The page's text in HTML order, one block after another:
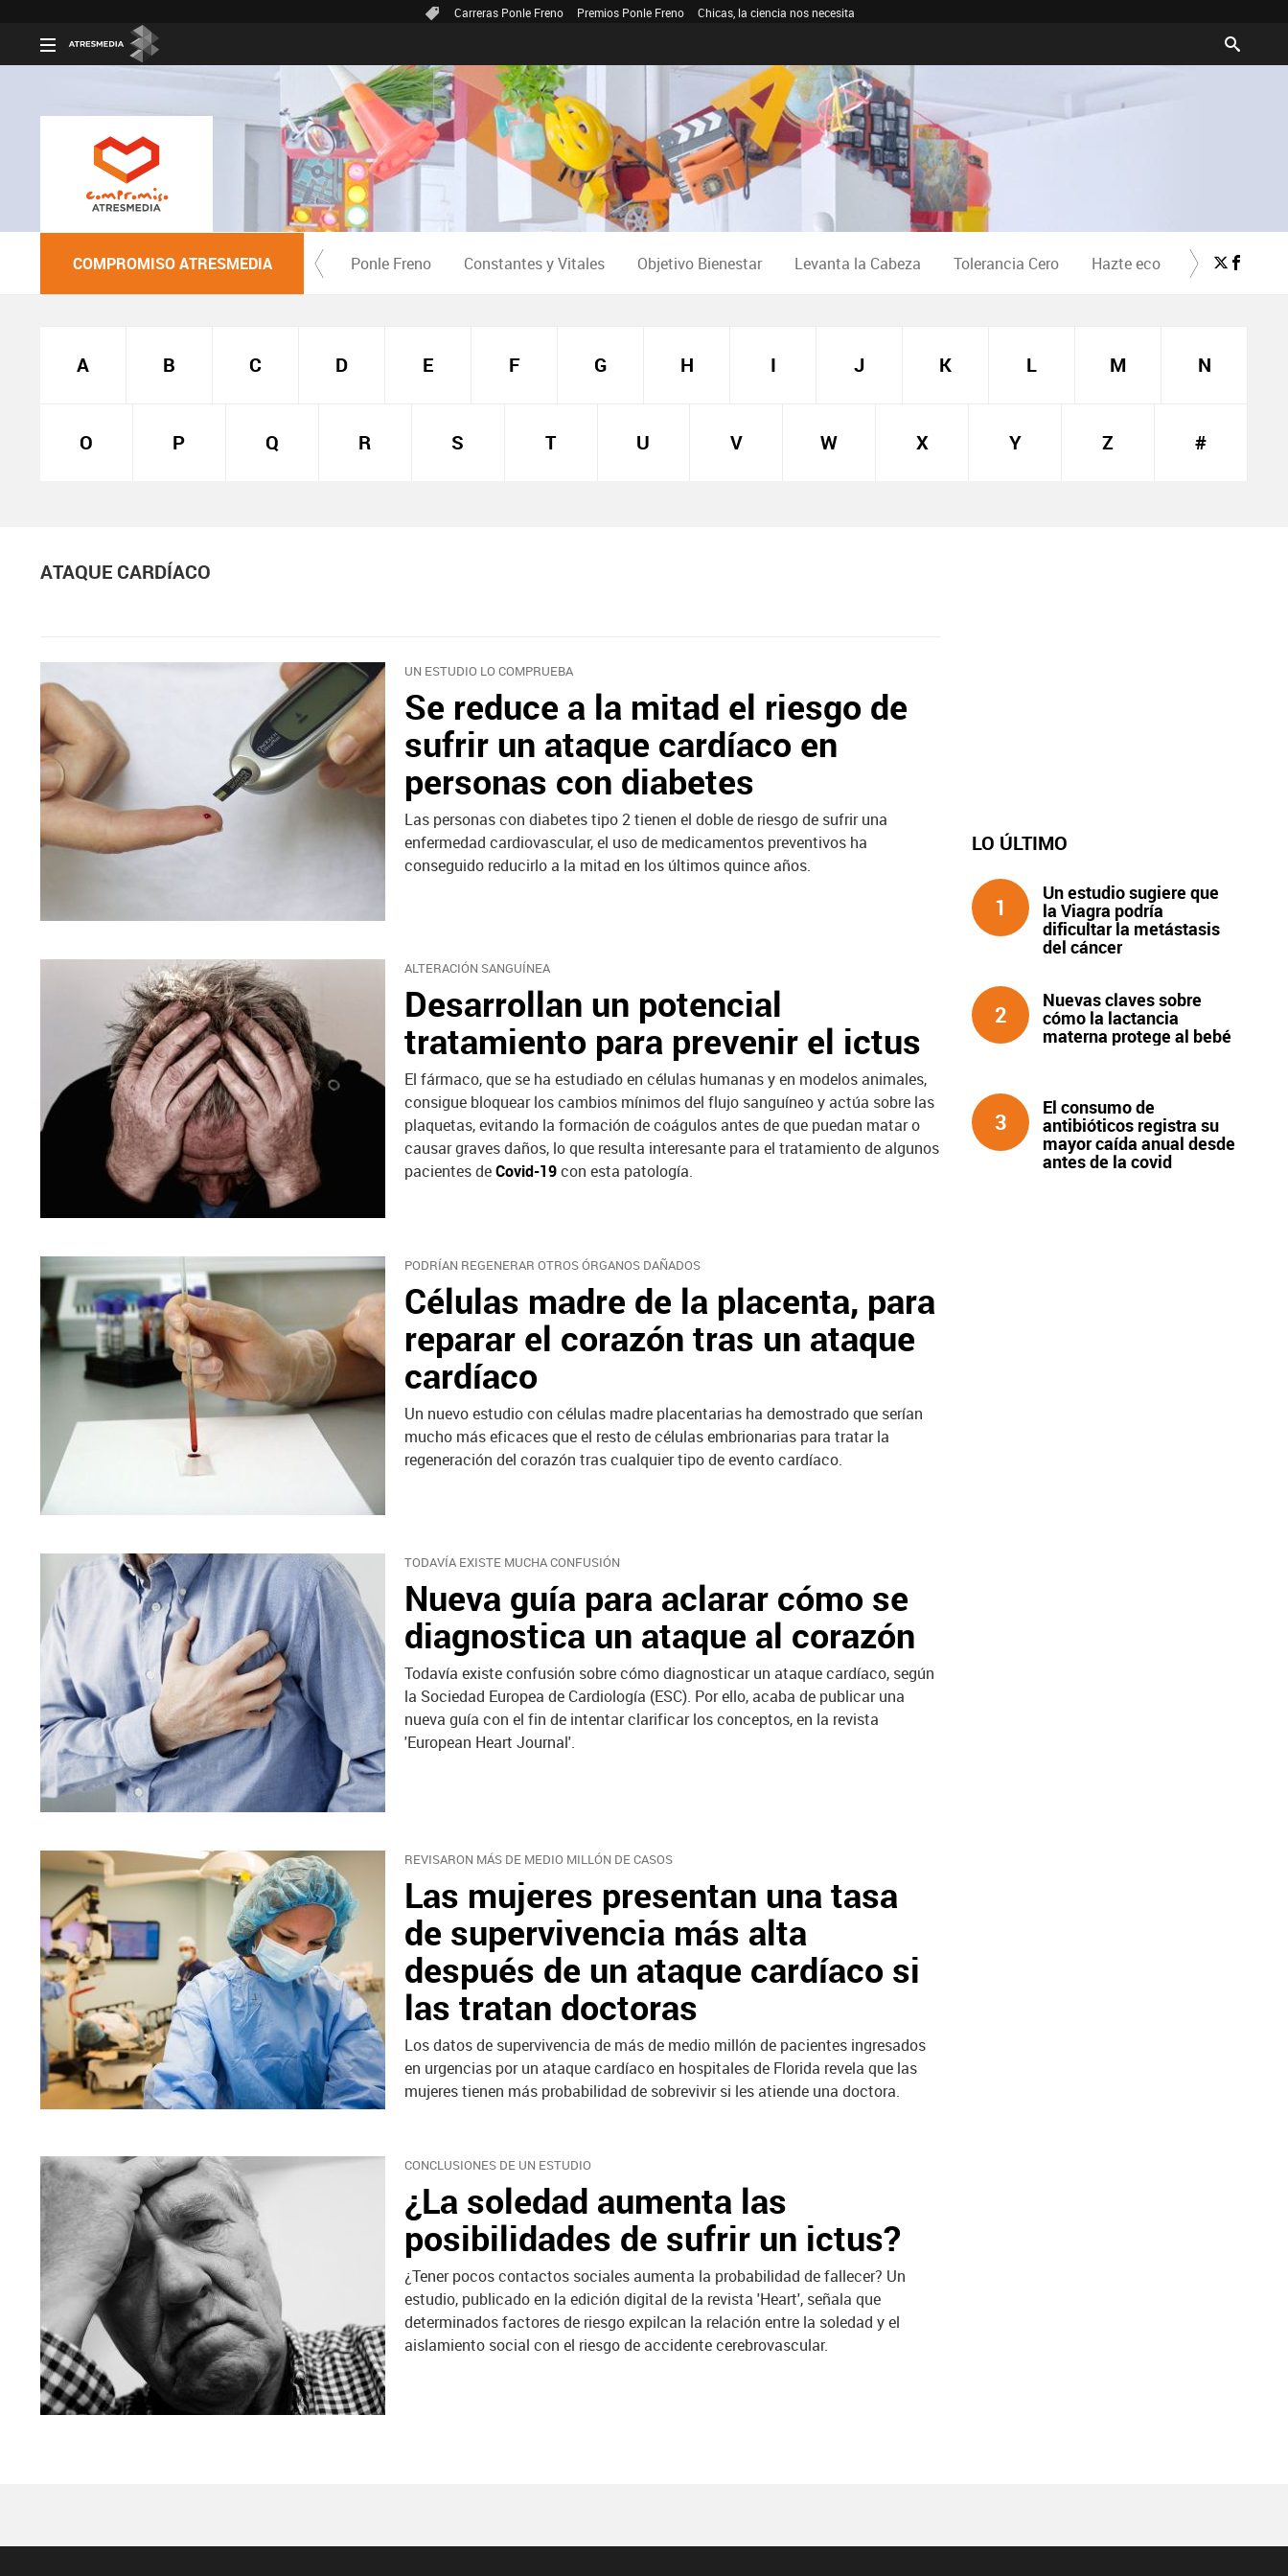
Carreras Ponle Freno Premios Ponle Freno Chicas, la ciencia nos necesita
COMPROMISO ATRESMEDIA Ponle Freno Constantes y Vitales Objetivo Bienestar Levanta la Cabeza Tolerancia Cero Hazte eco Crea Cultura
A B C D E F G H I J K L M N
O P Q R S T U V W X Y Z #
ATAQUE CARDÍACO
UN ESTUDIO LO COMPRUEBA
Se reduce a la mitad el riesgo de
sufrir un ataque cardíaco en
personas con diabetes
Las personas con diabetes tipo 2 tienen el doble de riesgo de sufrir una
enfermedad cardiovascular, el uso de medicamentos preventivos ha
conseguido reducirlo a la mitad en los últimos quince años.
ALTERACIÓN SANGUÍNEA
Desarrollan un potencial
tratamiento para prevenir el ictus
El fármaco, que se ha estudiado en células humanas y en modelos animales,
consigue bloquear los cambios mínimos del flujo sanguíneo y actúa sobre las
plaquetas, evitando la formación de coágulos antes de que puedan matar o
causar graves daños, lo que resulta interesante para el tratamiento de algunos
pacientes deCovid-19con esta patología.
PODRÍAN REGENERAR OTROS ÓRGANOS DAÑADOS
Células madre de la placenta, para
reparar el corazón tras un ataque
cardíaco
Un nuevo estudio con células madre placentarias ha demostrado que serían
mucho más eficaces que el resto de células embrionarias para tratar la
regeneración del corazón tras cualquier tipo de evento cardíaco.
TODAVÍA EXISTE MUCHA CONFUSIÓN
Nueva guía para aclarar cómo se
diagnostica un ataque al corazón
Todavía existe confusión sobre cómo diagnosticar un ataque cardíaco, según
la Sociedad Europea de Cardiología (ESC). Por ello, acaba de publicar una
nueva guía con el fin de intentar clarificar los conceptos, en la revista
'European Heart Journal'.
REVISARON MÁS DE MEDIO MILLÓN DE CASOS
Las mujeres presentan una tasa
de supervivencia más alta
después de un ataque cardíaco si
las tratan doctoras
Los datos de supervivencia de más de medio millón de pacientes ingresados
en urgencias por un ataque cardíaco en hospitales de Florida revela que las
mujeres tienen más probabilidad de sobrevivir si les atiende una doctora.
CONCLUSIONES DE UN ESTUDIO
¿La soledad aumenta las
posibilidades de sufrir un ictus?
¿Tener pocos contactos sociales aumenta la probabilidad de fallecer? Un
estudio, publicado en la edición digital de la revista 'Heart', señala que
determinados factores de riesgo expilcan la relación entre la soledad y el
aislamiento social con el riesgo de accidente cerebrovascular.
LO ÚLTIMO
1
Un estudio sugiere que
la Viagra podría
dificultar la metástasis
del cáncer
2
Nuevas claves sobre
cómo la lactancia
materna protege al bebé
3
El consumo de
antibióticos registra su
mayor caída anual desde
antes de la covid